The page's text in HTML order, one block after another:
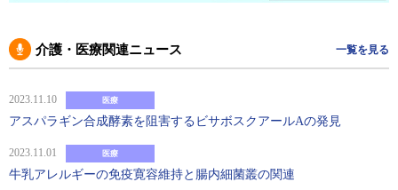
介護・医療関連ニュース 一覧を見る
2023.11.10 医療
アスパラギン合成酵素を阻害するビサボスクアールAの発見
2023.11.01 医療
牛乳アレルギーの免疫寛容維持と腸内細菌叢の関連